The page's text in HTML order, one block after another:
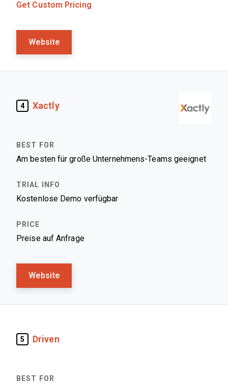
Get Custom Pricing
Website
4 Xactly
Am besten für große Unternehmens-Teams geeignet
Kostenlose Demo verfügbar
Preise auf Anfrage
Website
5 Driven